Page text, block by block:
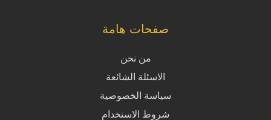
صفحات هامة
من نحن
الاسئلة الشائعة
سياسة الخصوصية
شروط الاستخدام